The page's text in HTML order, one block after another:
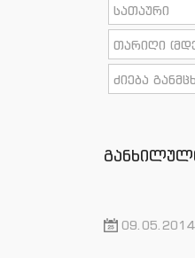
09.05.2014